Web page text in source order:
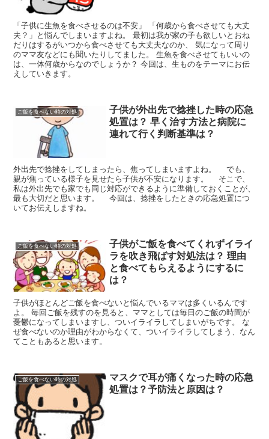
「子供に生魚を食べさせるのは不安」 「何歳から食べさせても大丈
夫？」と悩んでしまいますよね。 最初は我が家の子も欲しいとおね
だりはするがいつから食べさせても大丈夫なのか、 気になって周り
のママ友などにも聞いたりしてました。 生魚を食べさせてもいいの
は、一体何歳からなのでしょうか？ 今回は、生ものをテーマにお伝
えしていきます。
ご飯を食べない時の対処
子供が外出先で捻挫した時の応急
処置は？ 早く治す方法と病院に
連れて行く判断基準は？
外出先で捻挫をしてしまったら、焦ってしまいますよね。 でも、
親が焦っている様子を見せたら子供が不安になります。 そこで、
私は外出先でも家でも同じ対応ができるように準備しておくことが、
最も大切だと思います。 今回は、捻挫をしたときの応急処置につ
いてお伝えしますね。
ご飯を食べない時の対処
子供がご飯を食べてくれずイライ
ラを吹き飛ばす対処法は？ 理由
と食べてもらえるようにするに
は？
子供がほとんどご飯を食べないと悩んでいるママは多くいるんです
よ。 毎回ご飯を残すのを見ると、ママとしては毎日のご飯の時間が
憂鬱になってしまいますし、ついイライラしてしまいがちです。 な
ぜ食べないのか理由がわからなくて、ついイライラしてしまう、なん
てこともあると思います。
ご飯を食べない時の対処
マスクで耳が痛くなった時の応急
処置は？予防法と原因は？